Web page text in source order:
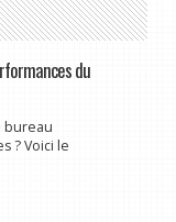
du
bureau
? Voici le